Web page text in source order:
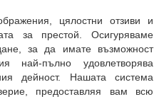
цялостни отзиви и
за престой. Осигуряваме
за да имате възможност
най-пълно удовлетворява
дейност. Нашата система
предоставляя вам всю